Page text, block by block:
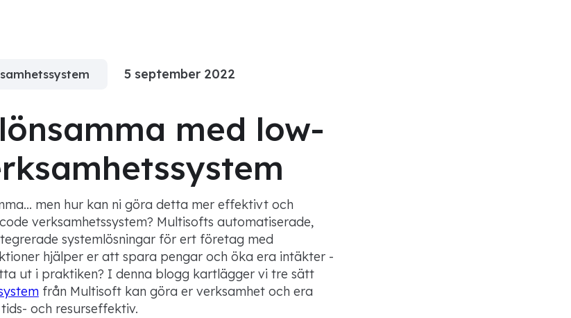
5 september 2022
med low-
men hur kan ni göra detta mer effektivt och
verksamhetssystem? Multisofts automatiserade,
de systemlösningar för ert företag med
hjälper er att spara pengar och öka era intäkter-
ut i praktiken? I denna blogg kartlägger vi tre sätt
från Multisoftkan göra erverksamhet och era
och resurseffektiv.